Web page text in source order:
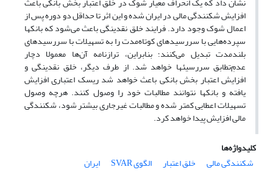
افزایش شکنندگی مالی در ایران شده و این اثر تا حداقل دو دوره پس از
اعمال شوک وجود دارد. فرایند خلق نقدینگی باعث می‌شود که بانکها
سپرده‌هایی با سررسیدهای کوتاه‌مدت را به تسهیلات با سررسیدهای
بلندمدت تبدیل می‌کنند؛ بنابراین، ترازنامه آن‌ها معمولا دچار
عدم‌ِتطابق سررسیئها خواهد شد. از طرف دیگر، خلق نقدینگی و
افزایش اعتبار بخش بانکی باعث خواهد شد ریسک اعتباری افزایش
یافته و بانکها نتوانند مطالبات خود را وصول کنند. هرچه وصول
تسهیلات اعطایی کمتر شده و مطالبات غیرجاری بیشتر شود، شکنندگی
مالی افزایش پیدا خواهد کرد.
کلیدواژه‌ها
شکنندگی مالی
خلق اعتبار الگوی SVAR ایران